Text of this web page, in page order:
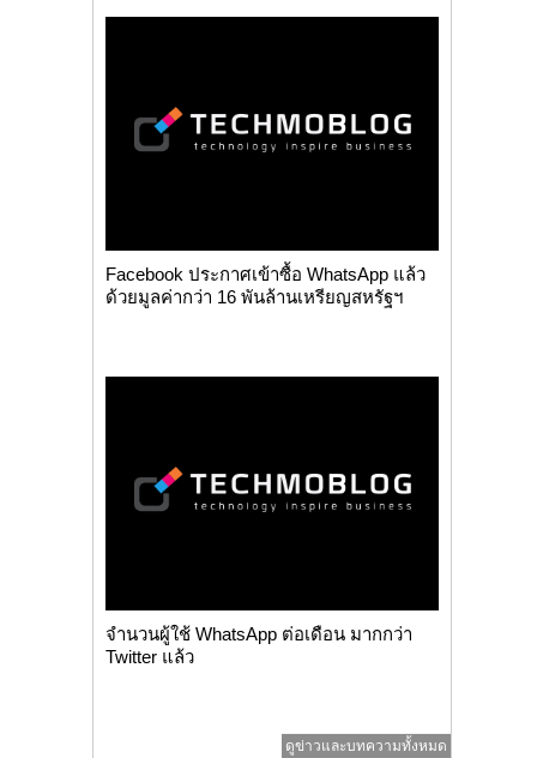
Facebook ประกาศเข้าซื้อ WhatsApp แล้ว
ด้วยมูลค่ากว่า 16 พันล้านเหรียญสหรัฐฯ
จำนวนผู้ใช้ WhatsApp ต่อเดือน มากกว่า
Twitter แล้ว
ดูข่าวและบทความทั้งหมด